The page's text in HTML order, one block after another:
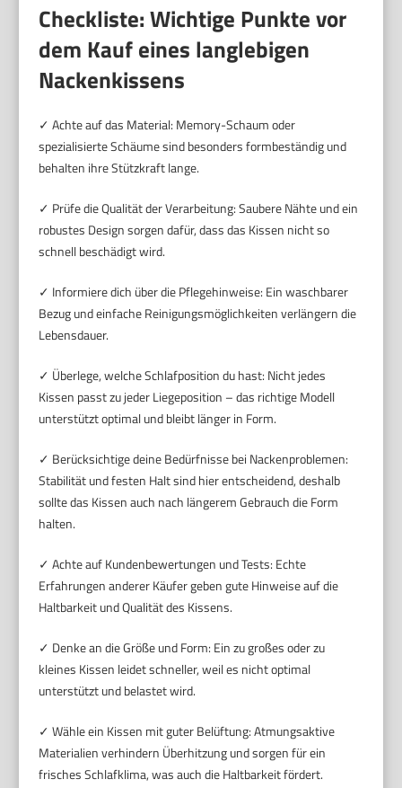
Checkliste: Wichtige Punkte vor
dem Kauf eines langlebigen
Nackenkissens
✓ Achte auf das Material: Memory-Schaum oder
spezialisierte Schäume sind besonders formbeständig und
behalten ihre Stützkraft lange.
✓ Prüfe die Qualität der Verarbeitung: Saubere Nähte und ein
robustes Design sorgen dafür, dass das Kissen nicht so
schnell beschädigt wird.
✓ Informiere dich über die Pflegehinweise: Ein waschbarer
Bezug und einfache Reinigungsmöglichkeiten verlängern die
Lebensdauer.
✓ Überlege, welche Schlafposition du hast: Nicht jedes
Kissen passt zu jeder Liegeposition – das richtige Modell
unterstützt optimal und bleibt länger in Form.
✓ Berücksichtige deine Bedürfnisse bei Nackenproblemen:
Stabilität und festen Halt sind hier entscheidend, deshalb
sollte das Kissen auch nach längerem Gebrauch die Form
halten.
✓ Achte auf Kundenbewertungen und Tests: Echte
Erfahrungen anderer Käufer geben gute Hinweise auf die
Haltbarkeit und Qualität des Kissens.
✓ Denke an die Größe und Form: Ein zu großes oder zu
kleines Kissen leidet schneller, weil es nicht optimal
unterstützt und belastet wird.
✓ Wähle ein Kissen mit guter Belüftung: Atmungsaktive
Materialien verhindern Überhitzung und sorgen für ein
frisches Schlafklima, was auch die Haltbarkeit fördert.